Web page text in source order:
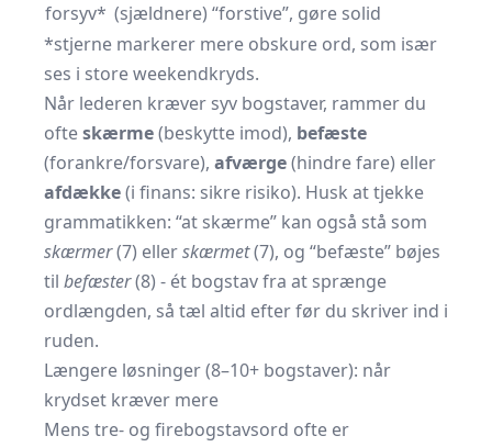
forsyv* (sjældnere) “forstive”, gøre solid
*stjerne markerer mere obskure ord, som især
ses i store weekendkryds.
Når lederen kræver syv bogstaver, rammer du
ofteskærme(beskytte imod), befæste
(forankre/forsvare), afværge(hindre fare) eller
afdække(i finans: sikre risiko). Husk at tjekke
grammatikken: “at skærme” kan også stå som
skærmer(7) ellerskærmet(7), og “befæste” bøjes
til befæster(8) - ét bogstav fra at sprænge
ordlængden, så tæl altid efter før du skriver ind i
ruden.
Længere løsninger (8–10+ bogstaver): når
krydset kræver mere
Mens tre- og firebogstavsord ofte er